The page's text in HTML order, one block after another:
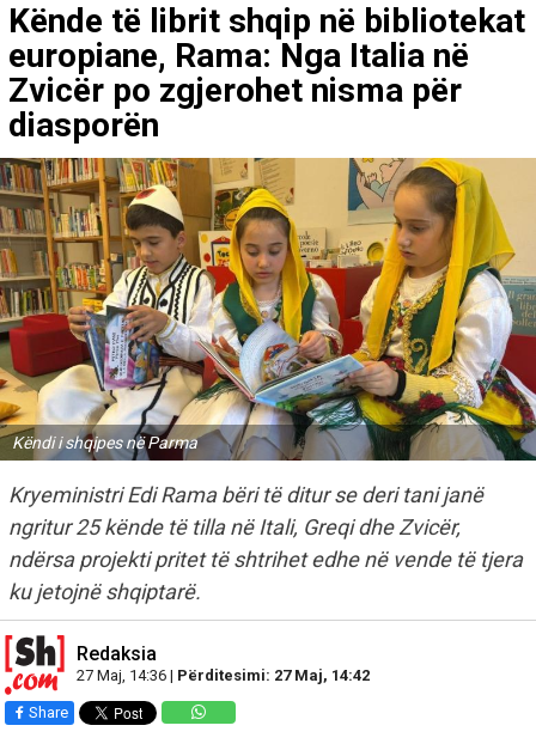
Kënde të librit shqip në bibliotekat
europiane, Rama: Nga Italia në
Zvicër po zgjerohet nisma për
diasporën
Këndi i shqipes në Parma
Kryeministri Edi Rama bëri të ditur se deri tani janë
ngritur 25 kënde të tilla në Itali, Greqi dhe Zvicër,
ndërsa projekti pritet të shtrihet edhe në vende të tjera
ku jetojnë shqiptarë.
Redaksia
27 Maj, 14:36 | Përditesimi: 27 Maj, 14:42
Share